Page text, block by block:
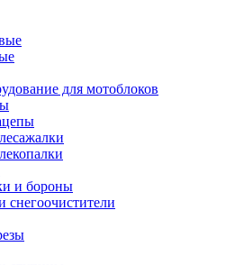
для мотоблоков
и бороны
снегоочистители